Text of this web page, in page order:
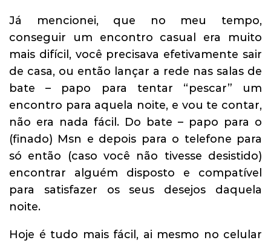
Já mencionei, que no meu tempo,
conseguir um encontro casual era muito
mais difícil, você precisava efetivamente sair
de casa, ou então lançar a rede nas salas de
bate – papo para tentar “pescar” um
encontro para aquela noite, e vou te contar,
não era nada fácil. Do bate – papo para o
(finado) Msn e depois para o telefone para
só então (caso você não tivesse desistido)
encontrar alguém disposto e compatível
para satisfazer os seus desejos daquela
noite.
Hoje é tudo mais fácil, ai mesmo no celular